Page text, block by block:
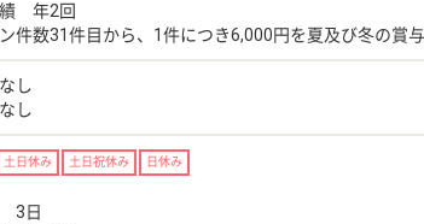
績 年2回
件数31件目から、1件につき6,000円を夏及び冬の賞
し
し
土日休み 土日祝休み 日休み
3日